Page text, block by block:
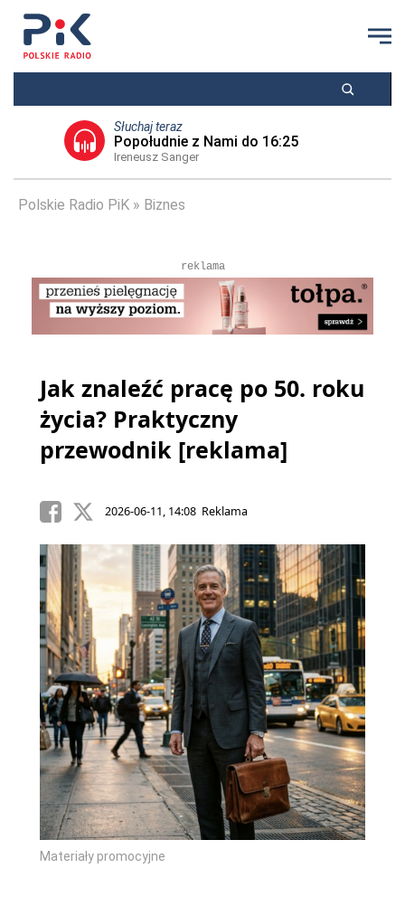
Słuchaj teraz
Popołudnie z Nami do 16:25
Ireneusz Sanger
Polskie Radio PiK Biznes
reklama
Jak znaleźć pracę po 50. roku
życia? Praktyczny
przewodnik [reklama]
2026-06-11, 14:08 Reklama
Materiały promocyjne